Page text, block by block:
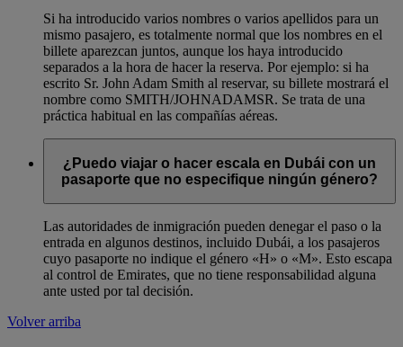
Si ha introducido varios nombres o varios apellidos para un
mismo pasajero, es totalmente normal que los nombres en el
billete aparezcan juntos, aunque los haya introducido
separados a la hora de hacer la reserva. Por ejemplo: si ha
escrito Sr. John Adam Smith al reservar, su billete mostrará el
nombre como SMITH/JOHNADAMSR. Se trata de una
práctica habitual en las compañías aéreas.
¿Puedo viajar o hacer escala en Dubái con un
pasaporte que no especifique ningún género?
Las autoridades de inmigración pueden denegar el paso o la
entrada en algunos destinos, incluido Dubái, a los pasajeros
cuyo pasaporte no indique el género «H» o «M». Esto escapa
al control de Emirates, que no tiene responsabilidad alguna
ante usted por tal decisión.
Volver arriba